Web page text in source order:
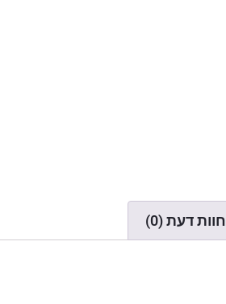
חוות דעת (0)